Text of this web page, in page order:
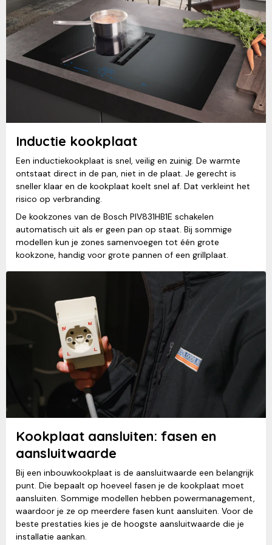
Inductie kookplaat
Een inductiekookplaat is snel, veilig en zuinig. De warmte
ontstaat direct in de pan, niet in de plaat. Je gerecht is
sneller klaar en de kookplaat koelt snel af. Dat verkleint het
risico op verbranding.
De kookzones van de Bosch PIV831HB1E schakelen
automatisch uit als er geen pan op staat. Bij sommige
modellen kun je zones samenvoegen tot één grote
kookzone, handig voor grote pannen of een grillplaat.
Kookplaat aansluiten: fasen en
aansluitwaarde
Bij een inbouwkookplaat is de aansluitwaarde een belangrijk
punt. Die bepaalt op hoeveel fasen je de kookplaat moet
aansluiten. Sommige modellen hebben powermanagement,
waardoor je ze op meerdere fasen kunt aansluiten. Voor de
beste prestaties kies je de hoogste aansluitwaarde die je
installatie aankan.